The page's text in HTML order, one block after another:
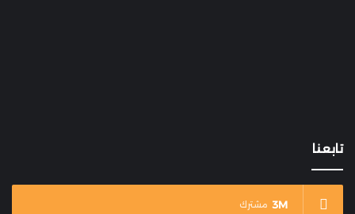
تابعنا
3M مشترك